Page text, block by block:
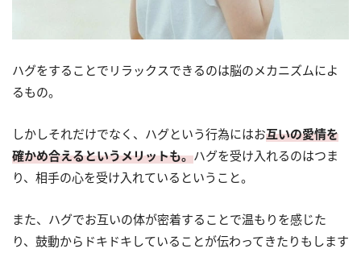
ハグをすることでリラックスできるのは脳のメカニズムによ
るもの。
しかしそれだけでなく、ハグという行為にはお互いの愛情を
確かめ合えるというメリットも。ハグを受け入れるのはつま
り、相手の心を受け入れているということ。
また、ハグでお互いの体が密着することで温もりを感じた
り、鼓動からドキドキしていることが伝わってきたりもします